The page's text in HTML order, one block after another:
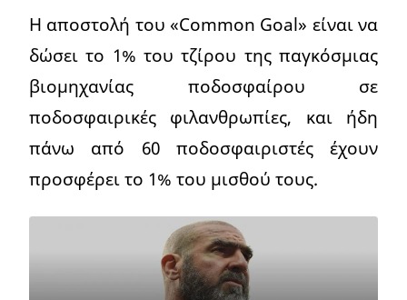
Η αποστολή του «Common Goal» είναι να
δώσει το 1% του τζίρου της παγκόσμιας
βιομηχανίας ποδοσφαίρου σε
ποδοσφαιρικές φιλανθρωπίες, και ήδη
πάνω από 60 ποδοσφαιριστές έχουν
προσφέρει το 1% του μισθού τους.